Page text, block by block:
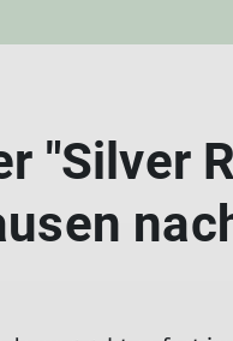
Vorstand
Wandern
"Silver